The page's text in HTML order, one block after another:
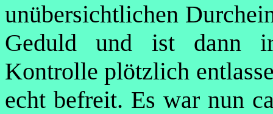
unübersichtlichen
Geduld und ist dann
Kontrolle plötzlich
echt befreit. Es war nun